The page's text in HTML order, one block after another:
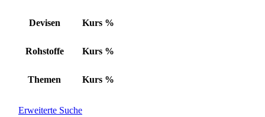
Devisen Kurs %
Rohstoffe Kurs %
Themen Kurs %
Erweiterte Suche